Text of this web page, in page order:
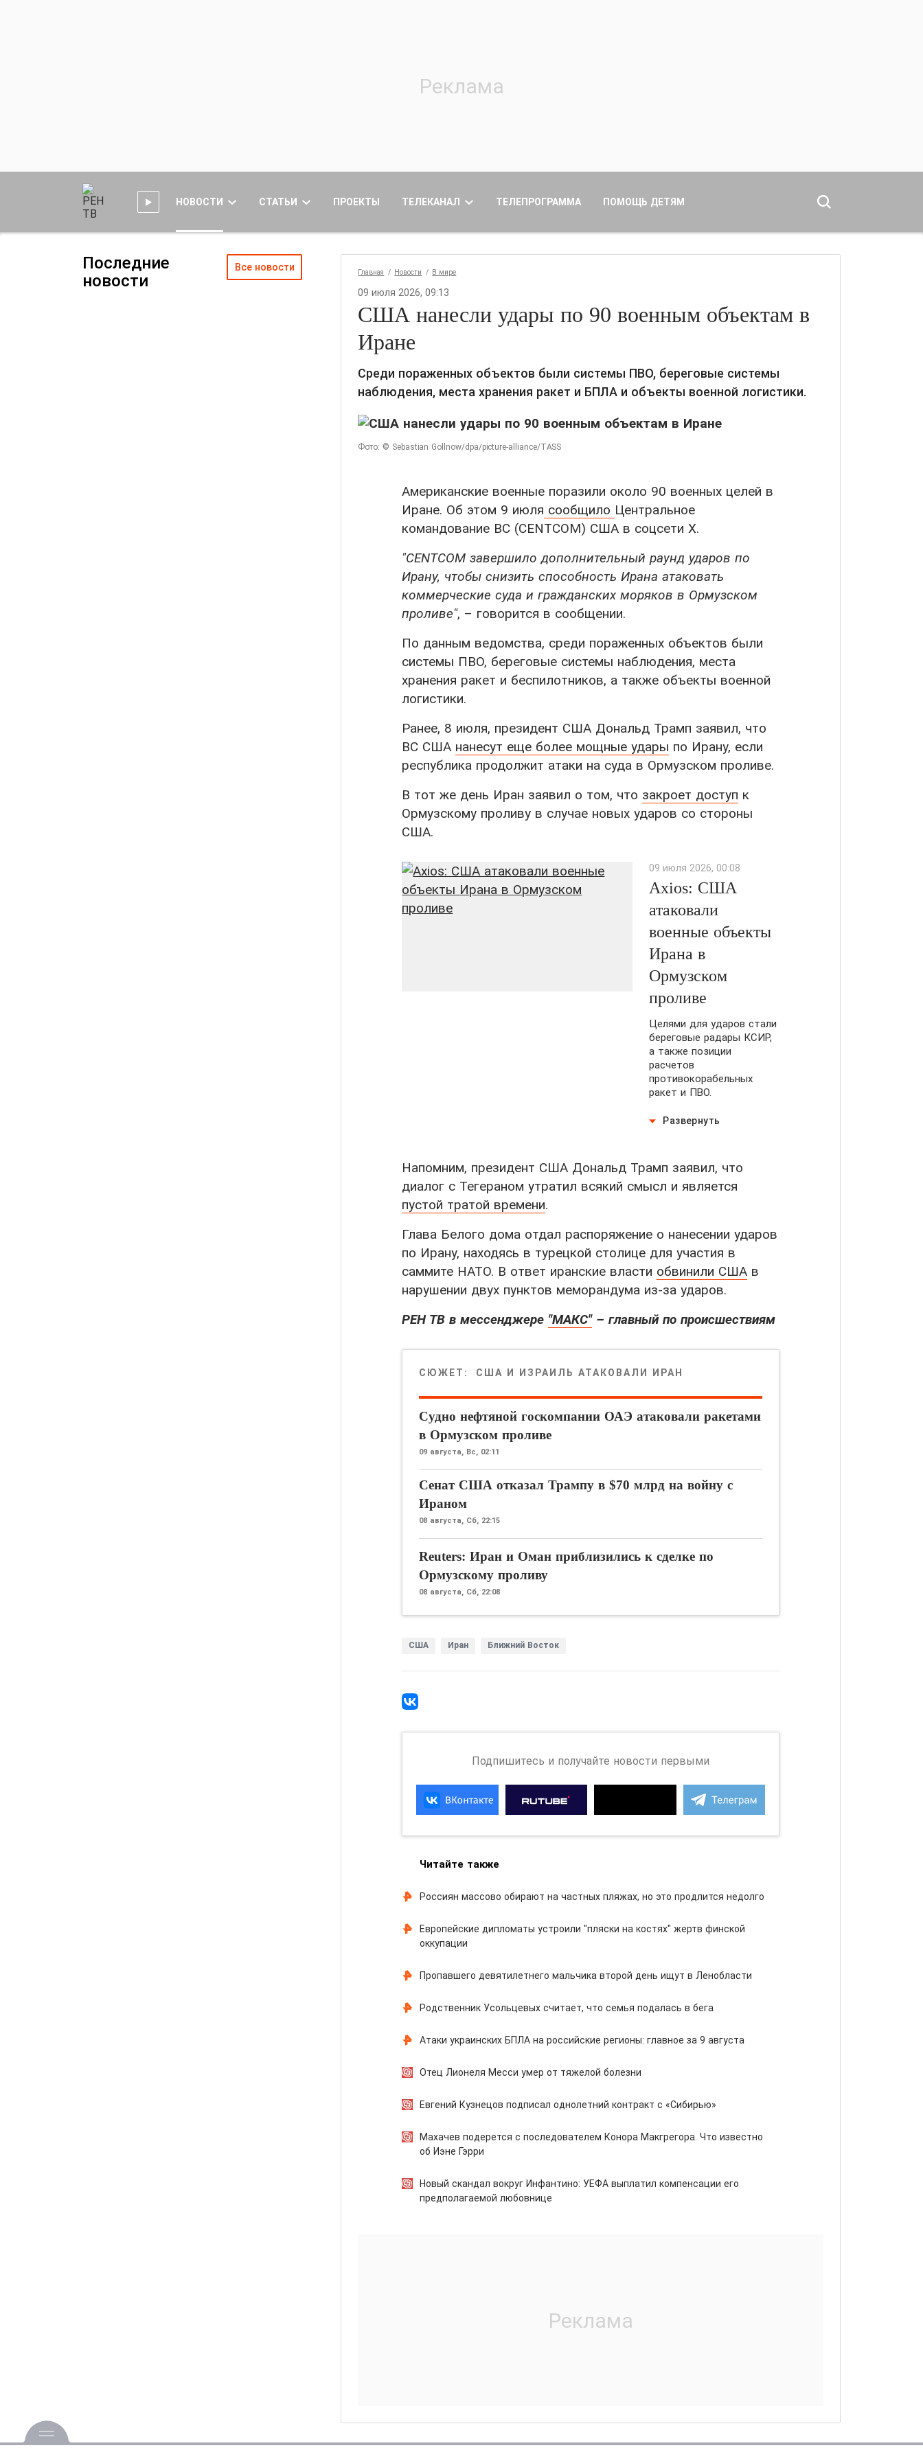
НОВОСТИ СТАТЬИ ПРОЕКТЫ ТЕЛЕКАНАЛ ТЕЛЕПРОГРАММА ПОМОЩЬ ДЕТЯМ
Последние
новости
Все новости Главная Новости В мире
09 июля 2026, 09:13
США нанесли удары по 90 военным объектам в
Иране
Среди пораженных объектов были системы ПВО, береговые системы
наблюдения, места хранения ракет и БПЛА и объекты военной логистики.
Фото: © Sebastian Gollnow/dpa/picture-alliance/TASS
Американские военные поразили около 90 военных целей в
Иране. Об этом 9 июля сообщило Центральное
командование ВС (CENTCOM) США в соцсети X.
"CENTCOM завершило дополнительный раунд ударов по
Ирану, чтобы снизить способность Ирана атаковать
коммерческие суда и гражданских моряков в Ормузском
проливе", – говорится в сообщении.
По данным ведомства, среди пораженных объектов были
системы ПВО, береговые системы наблюдения, места
хранения ракет и беспилотников, а также объекты военной
логистики.
Ранее, 8 июля, президент США Дональд Трамп заявил, что
ВС США нанесут еще более мощные удары по Ирану, если
республика продолжит атаки на суда в Ормузском проливе.
В тот же день Иран заявил о том, что закроет доступ к
Ормузскому проливу в случае новых ударов со стороны
США.
09 июля 2026, 00:08
Axios: США
атаковали
военные объекты
Ирана в
Ормузском
проливе
Целями для ударов стали
береговые радары КСИР,
а также позиции
расчетов
противокорабельных
ракет и ПВО.
Развернуть
Напомним, президент США Дональд Трамп заявил, что
диалог с Тегераном утратил всякий смысл и является
пустой тратой времени.
Глава Белого дома отдал распоряжение о нанесении ударов
по Ирану, находясь в турецкой столице для участия в
саммите НАТО. В ответ иранские власти обвинили США в
нарушении двух пунктов меморандума из-за ударов.
РЕН ТВ в мессенджере "МАКС"– главный по происшествиям
СЮЖЕТ: США И ИЗРАИЛЬ АТАКОВАЛИ ИРАН
Судно нефтяной госкомпании ОАЭ атаковали ракетами
в Ормузском проливе
09 августа, Вс, 02:11
Сенат США отказал Трампу в $70 млрд на войну с
Ираном
08 августа, Сб, 22:15
Reuters: Иран и Оман приблизились к сделке по
Ормузскому проливу
08 августа, Сб, 22:08
США Иран Ближний Восток
Подпишитесь и получайте новости первыми
Читайте также
Россиян массово обирают на частных пляжах, но это продлится недолго
Европейские дипломаты устроили "пляски на костях" жертв финской
оккупации
Пропавшего девятилетнего мальчика второй день ищут в Ленобласти
Родственник Усольцевых считает, что семья подалась в бега
Атаки украинских БПЛА на российские регионы: главное за 9 августа
Отец Лионеля Месси умер от тяжелой болезни
Евгений Кузнецов подписал однолетний контракт с «Сибирью»
Махачев подерется с последователем Конора Макгрегора. Что известно
об Иэне Гэрри
Новый скандал вокруг Инфантино: УЕФА выплатил компенсации его
предполагаемой любовнице